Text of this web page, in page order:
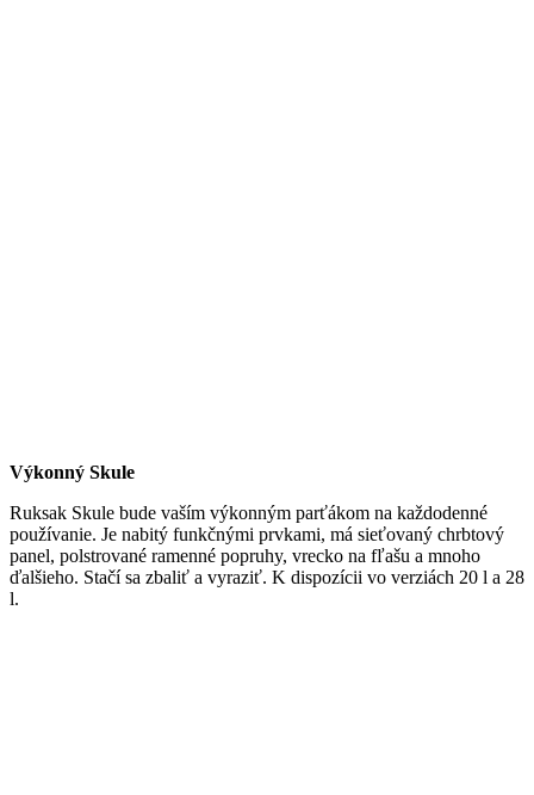
Výkonný Skule
Ruksak Skule bude vaším výkonným parťákom na každodenné
používanie. Je nabitý funkčnými prvkami, má sieťovaný chrbtový
panel, polstrované ramenné popruhy, vrecko na fľašu a mnoho
ďalšieho. Stačí sa zbaliť a vyraziť. K dispozícii vo verziách 20 l a 28
l.